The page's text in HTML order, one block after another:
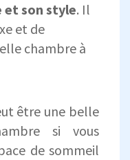
et son style. Il
et de
chambre à
être une belle
si vous
de sommeil